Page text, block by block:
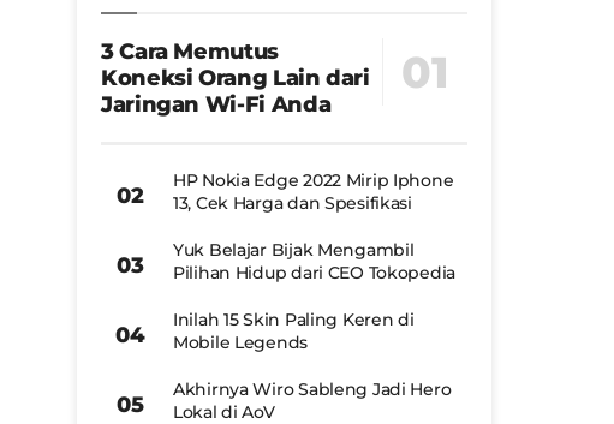
3 Cara Memutus
Koneksi Orang Lain dari
Jaringan Wi-Fi Anda
HP Nokia Edge 2022 Mirip Iphone
13, Cek Harga dan Spesifikasi
Yuk Belajar Bijak Mengambil
Pilihan Hidup dari CEO Tokopedia
Inilah 15 Skin Paling Keren di
Mobile Legends
Akhirnya Wiro Sableng Jadi Hero
Lokal di AoV